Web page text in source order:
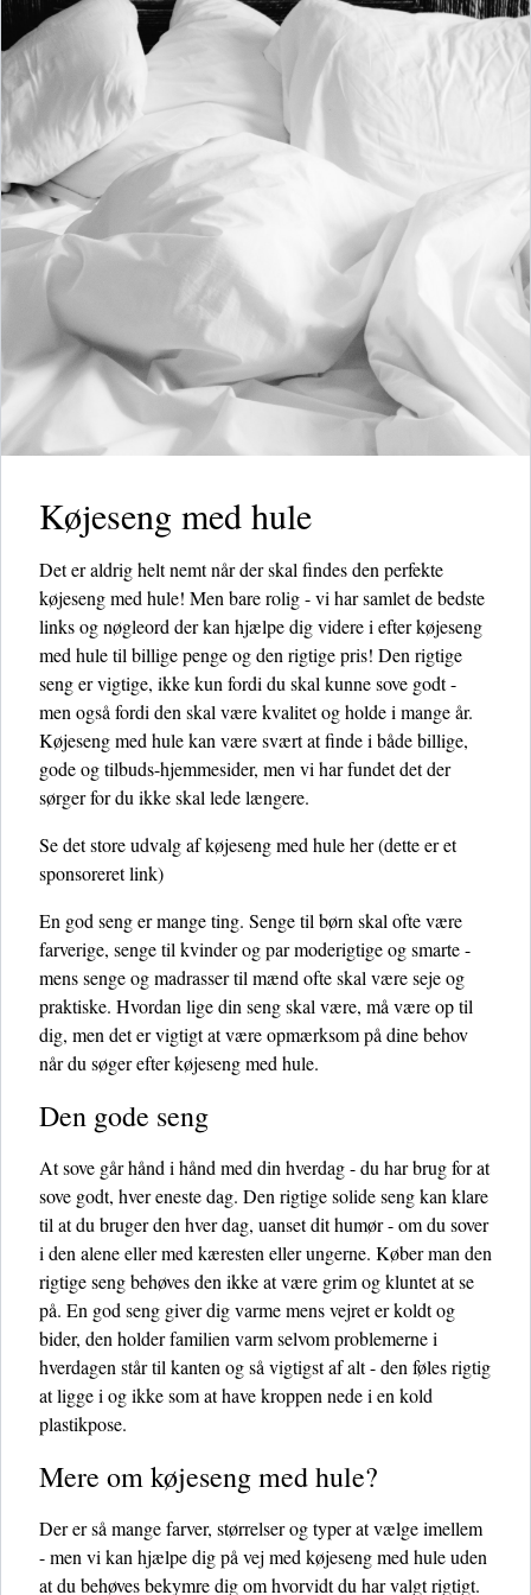
Køjeseng med hule
Det er aldrig helt nemt når der skal findes den perfekte
køjeseng med hule! Men bare rolig - vi har samlet de bedste
links og nøgleord der kan hjælpe dig videre i efter køjeseng
med hule til billige penge og den rigtige pris! Den rigtige
seng er vigtige, ikke kun fordi du skal kunne sove godt -
men også fordi den skal være kvalitet og holde i mange år.
Køjeseng med hule kan være svært at finde i både billige,
gode og tilbuds-hjemmesider, men vi har fundet det der
sørger for du ikke skal lede længere.
Se det store udvalg af køjeseng med hule her(dette er et
sponsoreret link)
En god seng er mange ting. Senge til børn skal ofte være
farverige, senge til kvinder og par moderigtige og smarte -
mens senge og madrasser til mænd ofte skal være seje og
praktiske. Hvordan lige din seng skal være, må være op til
dig, men det er vigtigt at være opmærksom på dine behov
når du søger efter køjeseng med hule.
Den gode seng
At sove går hånd i hånd med din hverdag - du har brug for at
sove godt, hver eneste dag. Den rigtige solide seng kan klare
til at du bruger den hver dag, uanset dit humør - om du sover
i den alene eller med kæresten eller ungerne. Køber man den
rigtige seng behøves den ikke at være grim og kluntet at se
på. En god seng giver dig varme mens vejret er koldt og
bider, den holder familien varm selvom problemerne i
hverdagen står til kanten og så vigtigst af alt - den føles rigtig
at ligge i og ikke som at have kroppen nede i en kold
plastikpose.
Mere om køjeseng med hule?
Der er så mange farver, størrelser og typer at vælge imellem
- men vi kan hjælpe dig på vej med køjeseng med hule uden
at du behøves bekymre dig om hvorvidt du har valgt rigtigt.